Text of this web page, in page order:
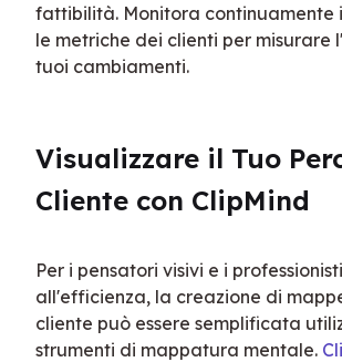
fattibilità. Monitora continuamente
le metriche dei clienti per misurare
tuoi cambiamenti.
Visualizzare il Tuo
Cliente con ClipMind
Per i pensatori visivi e i
all'efficienza, la creazione di
cliente può essere semplificata
strumenti di mappatura mentale.